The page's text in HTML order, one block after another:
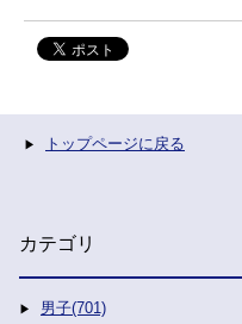
トップページに戻る
カテゴリ
男子(701)